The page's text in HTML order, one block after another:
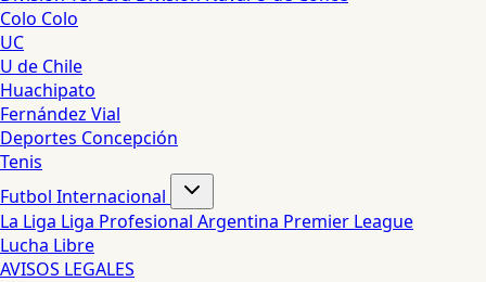
Colo Colo
UC
U de Chile
Huachipato
Fernández Vial
Deportes Concepción
Tenis
Futbol Internacional
La Liga Liga Profesional Argentina Premier League
Lucha Libre
AVISOS LEGALES